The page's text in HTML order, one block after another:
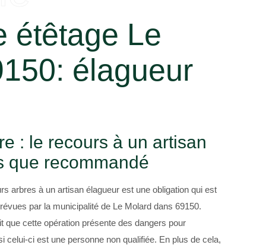
étêtage Le
élagueur
: le recours à un artisan
que recommandé
arbres à un artisan élagueur est une obligation qui est
par la municipalité de Le Molard dans 69150.
que cette opération présente des dangers pour
celui-ci est une personne non qualifiée. En plus de cela,